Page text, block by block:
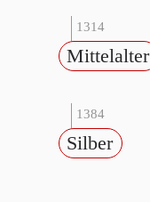
1314
Mittelalter
1384
Silber